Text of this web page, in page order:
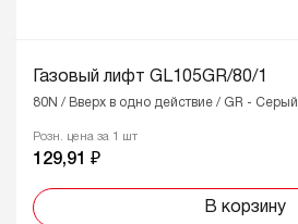
Газовый лифт GL105GR/80/1
80N / Вверх в одно действие / GR - Серый
Розн. цена за 1 шт
129,91 ₽
В корзину